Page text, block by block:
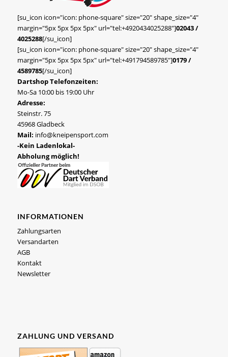
[su_icon icon="icon: phone-square" size="20" shape_size="4"
margin="5px 5px 5px 5px" url="tel:+4920434025288"]02043 /
4025288[/su_icon]
[su_icon icon="icon: phone-square" size="20" shape_size="4"
margin="5px 5px 5px 5px" url="tel:+491794589785"]0179 /
4589785[/su_icon]
Dartshop Telefonzeiten:
Mo-Sa 10:00 bis 19:00 Uhr
Adresse:
Steinstr. 75
45968 Gladbeck
Mail: info@kneipensport.com
-Kein Ladenlokal-
Abholung möglich!
INFORMATIONEN
Zahlungsarten
Versandarten
AGB
Kontakt
Newsletter
ZAHLUNG UND VERSAND